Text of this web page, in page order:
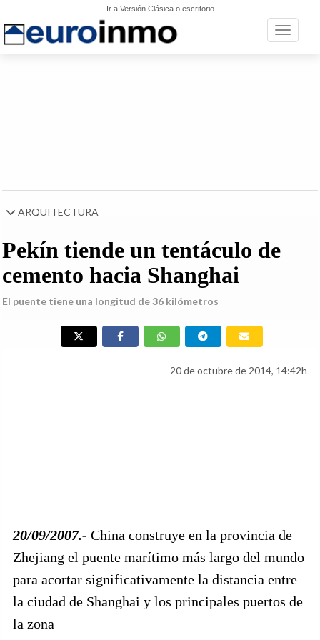
Ir a Versión Clásica o escritorio
Toggle
ARQUITECTURA
Pekín tiende un tentáculo de
cemento hacia Shanghai
El puente tiene una longitud de 36 kilómetros
20 de octubre de 2014, 14:42h
20/09/2007.- China construye en la provincia de
Zhejiang el puente marítimo más largo del mundo
para acortar significativamente la distancia entre
la ciudad de Shanghai y los principales puertos de
la zona